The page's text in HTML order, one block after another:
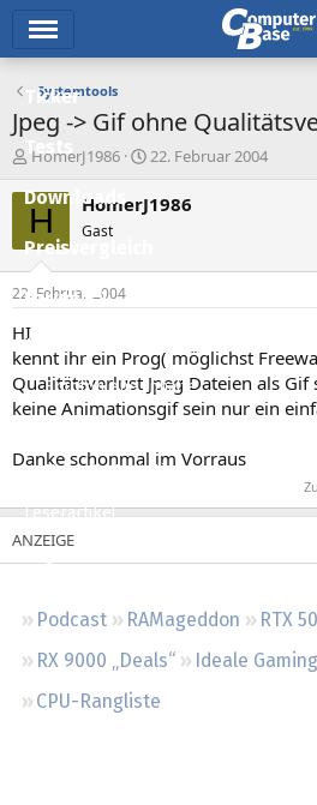
Ticker
Tests
Downloads
Preisvergleich
Forum
Aktuelles
Empfohlene Inhalte
Neueste Aktivitäten
Leserartikel
Podcast RAMageddon
RTX
RX 9000 „Deals“
Ideale
CPU-Rangliste
Systemtools
Jpeg -> Gif ohne
E
s
t
e
e
r
HomerJ1986
E
s
t
m
22. Februar 2004
H HomerJ1986
Gast
22. Februar 2004
HI
kennt ihr ein Prog( möglichst
Qualitätsverlust Jpeg Dateien als Gif
keine Animationsgif sein nur ein
Danke schonmal im Vorraus